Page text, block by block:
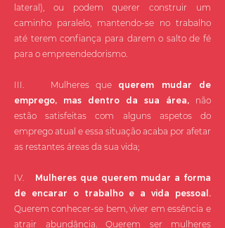
lateral), ou podem querer construir um
caminho paralelo, mantendo-se no trabalho
até terem confiança para darem o salto de fé
para o empreendedorismo.
III. Mulheres que querem mudar de
emprego, mas dentro da sua área, não
estão satisfeitas com alguns aspetos do
emprego atual e essa situação acaba por afetar
as restantes áreas da sua vida;
IV. Mulheres que querem mudar a forma
de encarar o trabalho e a vida pessoal.
Querem conhecer-se bem, viver em essência e
atrair abundância. Querem ser mulheres